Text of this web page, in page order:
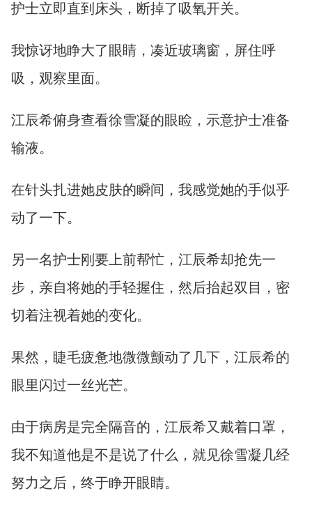
护士立即直到床头，断掉了吸氧开关。
我惊讶地睁大了眼睛，凑近玻璃窗，屏住呼
吸，观察里面。
江辰希俯身查看徐雪凝的眼睑，示意护士准备
输液。
在针头扎进她皮肤的瞬间，我感觉她的手似乎
动了一下。
另一名护士刚要上前帮忙，江辰希却抢先一
步，亲自将她的手轻握住，然后抬起双目，密
切着注视着她的变化。
果然，睫毛疲惫地微微颤动了几下，江辰希的
眼里闪过一丝光芒。
由于病房是完全隔音的，江辰希又戴着口罩，
我不知道他是不是说了什么，就见徐雪凝几经
努力之后，终于睁开眼睛。